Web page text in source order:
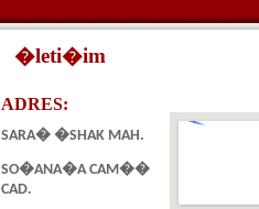
�leti�im
ADRES:
SARA� �SHAK MAH.
SO�ANA�A CAM��
CAD.